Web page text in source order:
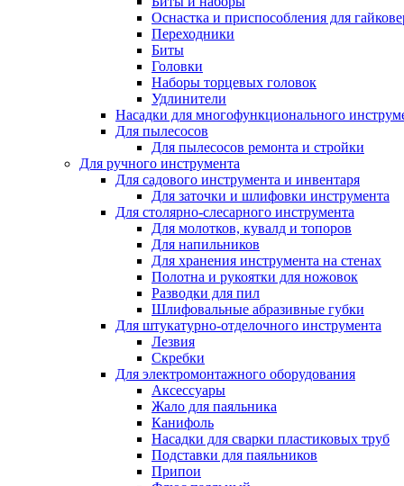
Оснастка и приспособления для
Переходники
Биты
Головки
Наборы торцевых головок
Удлинители
Насадки для многофункционального
Для пылесосов
Для пылесосов ремонта и стройки
Для ручного инструмента
Для садового инструмента и инвентаря
Для заточки и шлифовки инструмента
Для столярно-слесарного инструмента
Для молотков, кувалд и топоров
Для напильников
Для хранения инструмента на стенах
Полотна и рукоятки для ножовок
Разводки для пил
Шлифовальные абразивные губки
Для штукатурно-отделочного инструмента
Лезвия
Скребки
Для электромонтажного оборудования
Аксессуары
Жало для паяльника
Канифоль
Насадки для сварки пластиковых труб
Подставки для паяльников
Припои